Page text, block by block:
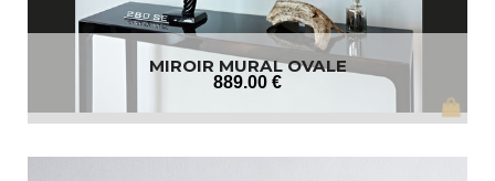
MIROIR MURAL OVALE
889.00 €